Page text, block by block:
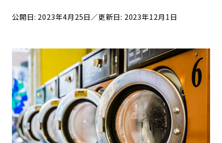
える方も多いのではないでしょうか。 近年、コイ
[…]
公開日: 2023年4月25日／更新日: 2023年12月1日